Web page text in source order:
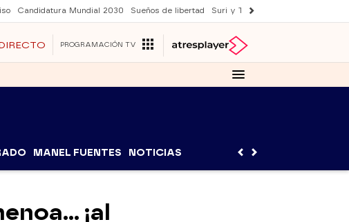
Candidatura Mundial 2030 Sueños de libertad Suri y Tom Cruise
PROGRAMACIÓN TV
MANEL FUENTES NOTICIAS
¡al